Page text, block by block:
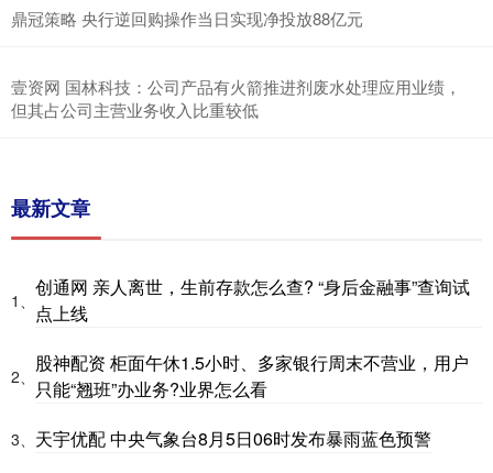
鼎冠策略 央行逆回购操作当日实现净投放88亿元
壹资网 国林科技：公司产品有火箭推进剂废水处理应用业绩，
但其占公司主营业务收入比重较低
最新文章
1、
创通网 亲人离世，生前存款怎么查? “身后金融事”查询试
点上线
2、
股神配资 柜面午休1.5小时、多家银行周末不营业，用户
只能“翘班”办业务?业界怎么看
3、 天宇优配 中央气象台8月5日06时发布暴雨蓝色预警